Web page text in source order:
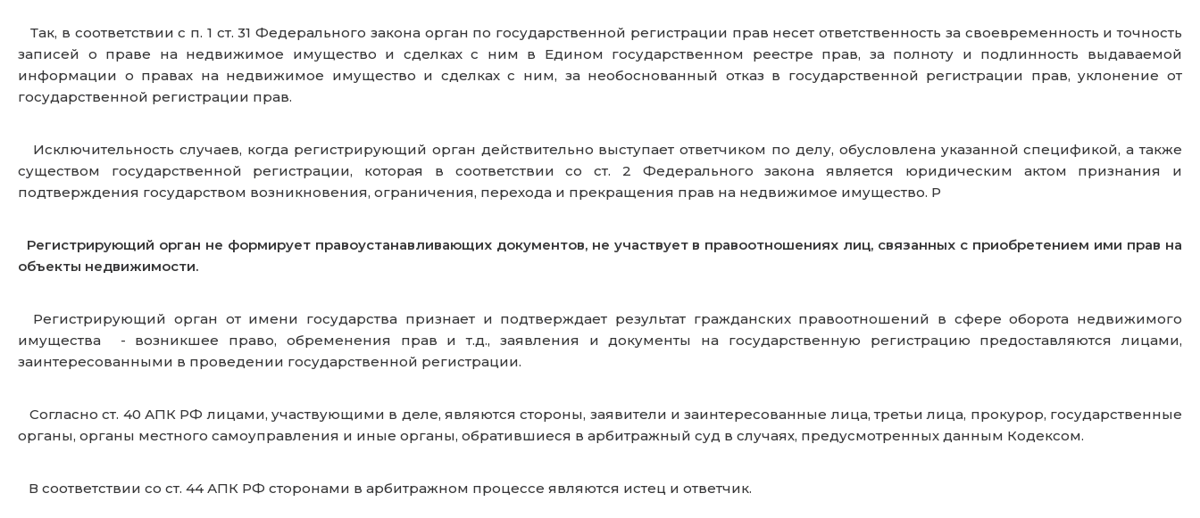
Так, в соответствии с п. 1 ст. 31 Федерального закона орган по государственной регистрации прав несет ответственность за своевременность и точность
записей о праве на недвижимое имущество и сделках с ним в Едином государственном реестре прав, за полноту и подлинность выдаваемой
информации о правах на недвижимое имущество и сделках с ним, за необоснованный отказ в государственной регистрации прав, уклонение от
государственной регистрации прав.
Исключительность случаев, когда регистрирующий орган действительно выступает ответчиком по делу, обусловлена указанной спецификой, а также
существом государственной регистрации, которая в соответствии со ст. 2 Федерального закона является юридическим актом признания и
подтверждения государством возникновения, ограничения, перехода и прекращения прав на недвижимое имущество. Р
Регистрирующий орган не формирует правоустанавливающих документов, не участвует в правоотношениях лиц, связанных с приобретением ими прав на
объекты недвижимости.
Регистрирующий орган от имени государства признает и подтверждает результат гражданских правоотношений в сфере оборота недвижимого
имущества - возникшее право, обременения прав и т.д., заявления и документы на государственную регистрацию предоставляются лицами,
заинтересованными в проведении государственной регистрации.
Согласно ст. 40 АПК РФ лицами, участвующими в деле, являются стороны, заявители и заинтересованные лица, третьи лица, прокурор, государственные
органы, органы местного самоуправления и иные органы, обратившиеся в арбитражный суд в случаях, предусмотренных данным Кодексом.
В соответствии со ст. 44 АПК РФ сторонами в арбитражном процессе являются истец и ответчик.